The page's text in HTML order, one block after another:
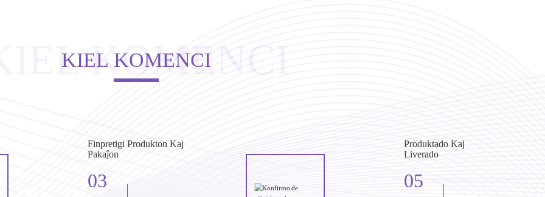
KIEL KOMENCI
KIEL KOMENCI
03
Finpretigi Produkton Kaj
Pakaĵon
05
Produktado Kaj
Liverado